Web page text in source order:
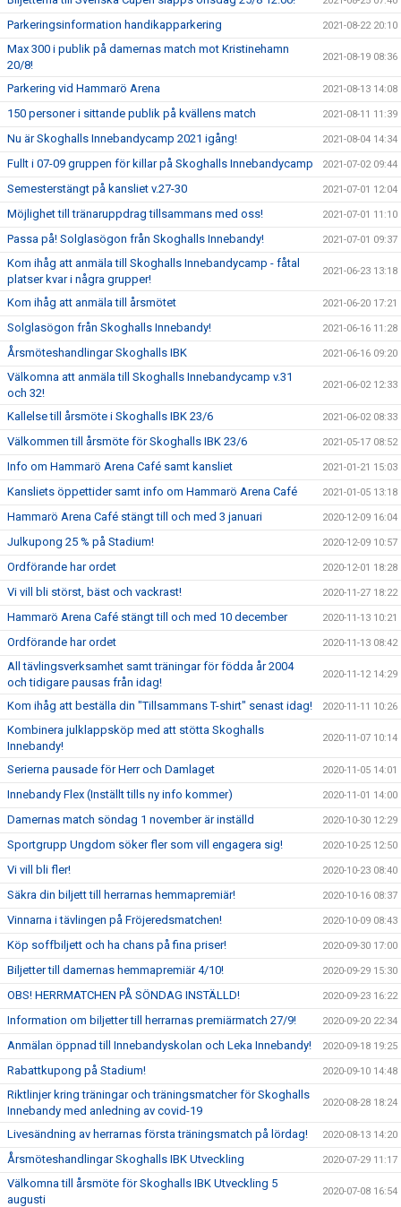
Parkeringsinformation handikapparkering 2021-08-22 20:10
Max 300 i publik på damernas match mot Kristinehamn
20/8!
2021-08-19 08:36
Parkering vid Hammarö Arena 2021-08-13 14:08
150 personer i sittande publik på kvällens match 2021-08-11 11:39
Nu är Skoghalls Innebandycamp 2021 igång! 2021-08-04 14:34
Fullt i 07-09 gruppen för killar på Skoghalls Innebandycamp 2021-07-02 09:44
Semesterstängt på kansliet v.27-30 2021-07-01 12:04
Möjlighet till tränaruppdrag tillsammans med oss! 2021-07-01 11:10
Passa på! Solglasögon från Skoghalls Innebandy! 2021-07-01 09:37
Kom ihåg att anmäla till Skoghalls Innebandycamp - fåtal
platser kvar i några grupper!
2021-06-23 13:18
Kom ihåg att anmäla till årsmötet 2021-06-20 17:21
Solglasögon från Skoghalls Innebandy! 2021-06-16 11:28
Årsmöteshandlingar Skoghalls IBK 2021-06-16 09:20
Välkomna att anmäla till Skoghalls Innebandycamp v.31
och 32!
2021-06-02 12:33
Kallelse till årsmöte i Skoghalls IBK 23/6 2021-06-02 08:33
Välkommen till årsmöte för Skoghalls IBK 23/6 2021-05-17 08:52
Info om Hammarö Arena Café samt kansliet 2021-01-21 15:03
Kansliets öppettider samt info om Hammarö Arena Café 2021-01-05 13:18
Hammarö Arena Café stängt till och med 3 januari 2020-12-09 16:04
Julkupong 25 % på Stadium! 2020-12-09 10:57
Ordförande har ordet 2020-12-01 18:28
Vi vill bli störst, bäst och vackrast! 2020-11-27 18:22
Hammarö Arena Café stängt till och med 10 december 2020-11-13 10:21
Ordförande har ordet 2020-11-13 08:42
All tävlingsverksamhet samt träningar för födda år 2004
och tidigare pausas från idag!
2020-11-12 14:29
Kom ihåg att beställa din "Tillsammans T-shirt" senast idag! 2020-11-11 10:26
Kombinera julklappsköp med att stötta Skoghalls
Innebandy!
2020-11-07 10:14
Serierna pausade för Herr och Damlaget 2020-11-05 14:01
Innebandy Flex (Inställt tills ny info kommer) 2020-11-01 14:00
Damernas match söndag 1 november är inställd 2020-10-30 12:29
Sportgrupp Ungdom söker fler som vill engagera sig! 2020-10-25 12:50
Vi vill bli fler! 2020-10-23 08:40
Säkra din biljett till herrarnas hemmapremiär! 2020-10-16 08:37
Vinnarna i tävlingen på Fröjeredsmatchen! 2020-10-09 08:43
Köp soffbiljett och ha chans på fina priser! 2020-09-30 17:00
Biljetter till damernas hemmapremiär 4/10! 2020-09-29 15:30
OBS! HERRMATCHEN PÅ SÖNDAG INSTÄLLD! 2020-09-23 16:22
Information om biljetter till herrarnas premiärmatch 27/9! 2020-09-20 22:34
Anmälan öppnad till Innebandyskolan och Leka Innebandy! 2020-09-18 19:25
Rabattkupong på Stadium! 2020-09-10 14:48
Riktlinjer kring träningar och träningsmatcher för Skoghalls
Innebandy med anledning av covid-19
2020-08-28 18:24
Livesändning av herrarnas första träningsmatch på lördag! 2020-08-13 14:20
Årsmöteshandlingar Skoghalls IBK Utveckling 2020-07-29 11:17
Välkomna till årsmöte för Skoghalls IBK Utveckling 5
augusti
2020-07-08 16:54